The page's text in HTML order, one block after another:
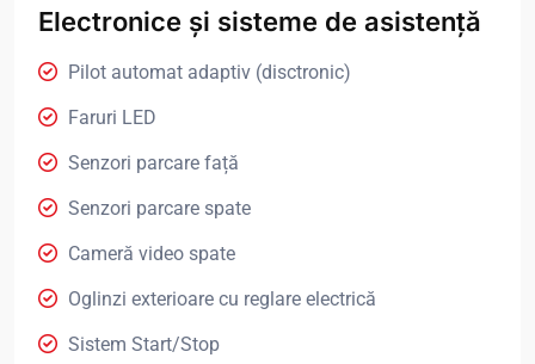
Electronice și sisteme de asistență
Pilot automat adaptiv (disctronic)
Faruri LED
Senzori parcare față
Senzori parcare spate
Cameră video spate
Oglinzi exterioare cu reglare electrică
Sistem Start/Stop